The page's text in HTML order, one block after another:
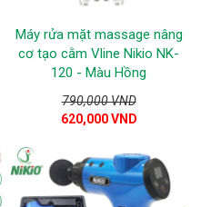
Máy rửa mặt massage nâng
cơ tạo cằm Vline Nikio NK-
120 - Màu Hồng
790,000 VND
620,000 VND